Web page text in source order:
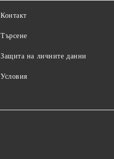
Контакт
Търсене
Защита на личните данни
Условия